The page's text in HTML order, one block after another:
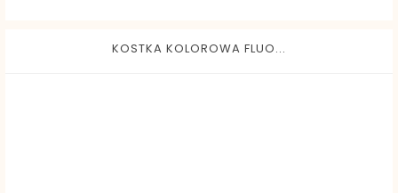
KOSTKA KOLOROWA FLUO...